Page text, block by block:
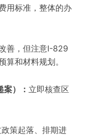
用标准，整体的办
善，但注意I-829
算和材料规划。
）： 立即核查区
策起落、排期进